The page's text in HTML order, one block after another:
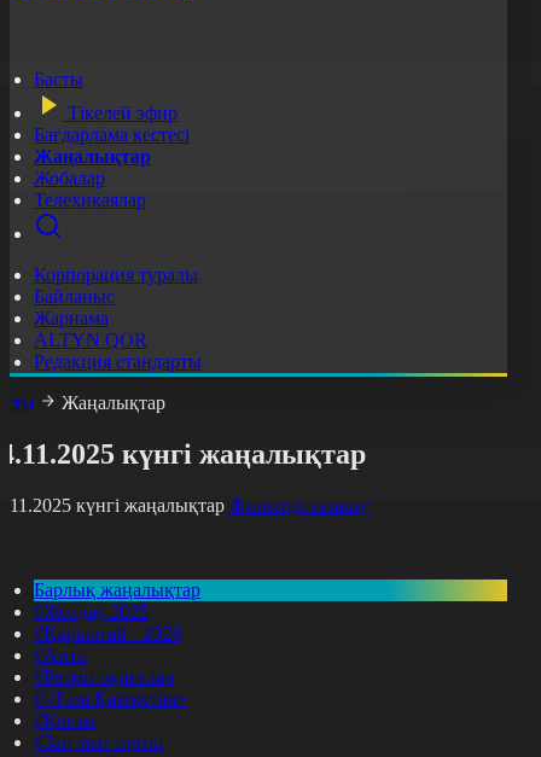
Басты
Тікелей эфир
Бағдарлама кестесі
Жаңалықтар
Жобалар
Телехикаялар
Корпорация туралы
Байланыс
Жарнама
ALTYN QOR
Редакция стандарты
Жаңалықтар
күнгі жаңалықтар
күнгі жаңалықтар Фильтрді тазалау
Барлық жаңалықтар
#Жолдау 2025
#Құрылтай - 2026
#Апта
#Ресми оқиғалар
#«Таза Қазақстан»
#Қоғам
#Заң мен тәртіп